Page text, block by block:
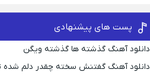
پست های پیشنهادی
دانلود آهنگ گذشته ها گذشته ویگن
دانلود آهنگ گفتنش سخته چقدر دلم شده